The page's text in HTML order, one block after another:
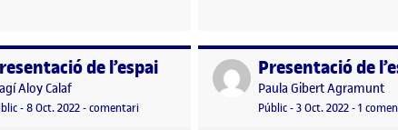
de l’espai
per
Aloy Calaf
-Data de publicació
8 Oct. 2022-comentariel Presentació de l’espai
Publicat perPresentació de
Publicat per
Paula Gibert Agramunt
Visibilitat:
Públic-Data de publicació
3 Oct. 20223 octubre,
-1